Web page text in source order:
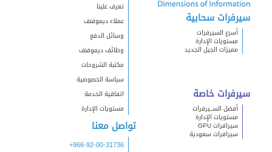
سيرفرات سحابية
أسرع السيرفرات
مستويات الإدارة
مميزات الجيل الجديد
سيرفرات خاصة
أفضل الســيرفرات
مستويات الإدارة
سيرافرات GPU
سيرافرات سعودية
تعرف علينا
عملاء ديموفنف
وسائل الدفع
وظائف ديموفنف
مكتبة الشروحات
سياسة الخصوصية
اتفاقية الخدمة
مستويات الإدارة
تواصل معنا
+966-92-00-31736